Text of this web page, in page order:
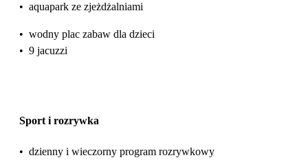
• aquapark ze zjeżdżalniami
• wodny plac zabaw dla dzieci
• 9 jacuzzi
Sport i rozrywka
• dzienny i wieczorny program rozrywkowy